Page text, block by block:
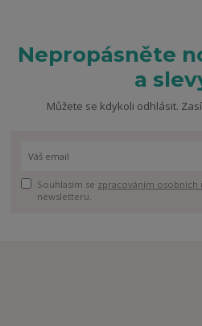
Nepropásněte
a
Můžete se kdykoli odhlásit.
Souhlasím se zpracováním osobních
newsletteru.